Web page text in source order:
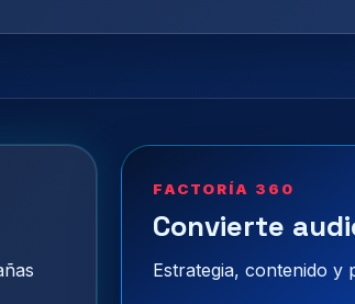
FACTORÍA 360
Convierte
Estrategia, contenido y